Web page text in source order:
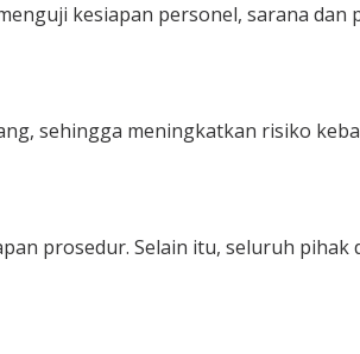
kesiapan personel, sarana dan
sehingga meningkatkan risiko
prosedur. Selain itu, seluruh pihak